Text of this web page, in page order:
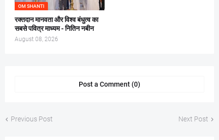
OM SHANTI
रक्तदान मानवता और विश्व बंधुत्व का
सबसे पवित्र माध्यम - नितिन नबीन
August 08, 2026
Post a Comment (0)
Previous Post Next Post